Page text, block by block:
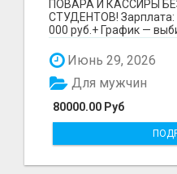
ПОВАРА И КАССИРЫ
СТУДЕНТОВ! Зарплата:
000 руб.+ График —
Июнь 29, 2026
80000.00 Руб
Для мужчин